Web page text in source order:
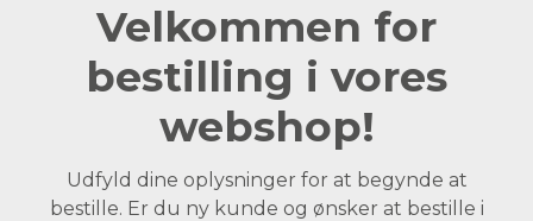
Velkommen for
bestilling i vores
webshop!
Udfyld dine oplysninger for at begynde at
bestille. Er du ny kunde og ønsker at bestille i